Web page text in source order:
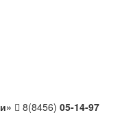
8(8456) 05-14-97